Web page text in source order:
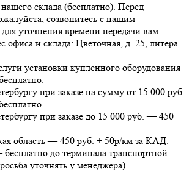
склада (бесплатно). Перед
созвонитесь с нашим
уточнения времени передачи вам
офиса и склада: Цветочная, д. 25, литера
установки купленного оборудования
при заказе на сумму от 15 000 руб.
при заказе до 15 000 руб. — 450
область — 450 руб. + 50р/км за КАД.
до терминала транспортной
уточнять у менеджера).